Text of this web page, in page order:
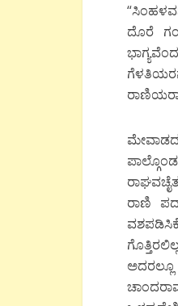
ದೊರೆ
ರಾಣಿ
ಅದರಲ್ಲೂ